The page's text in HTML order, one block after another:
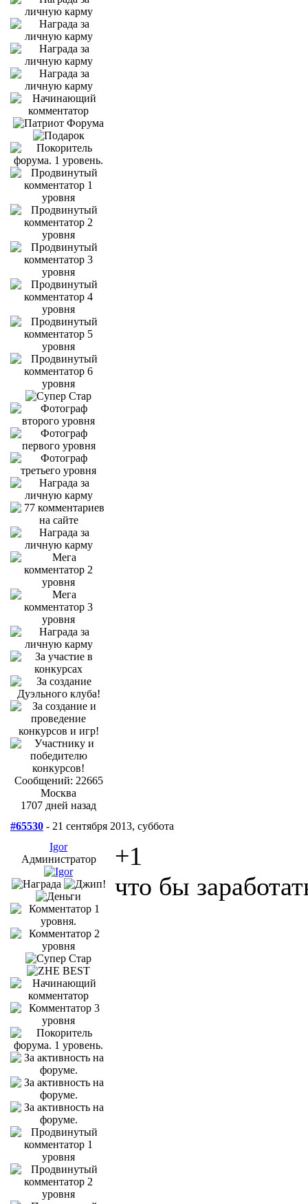
Сообщений: 22665
Москва
1707 дней назад
#65530 - 21 сентября 2013, суббота
Igor
Администратор
+1
что бы